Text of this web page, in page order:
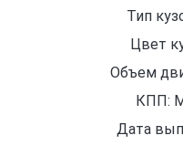
Тип
Цвет
Объем
КПП:
Дата